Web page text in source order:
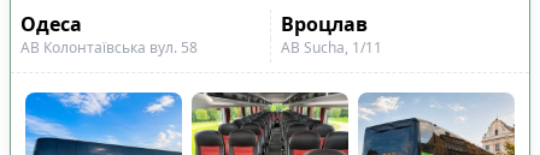
рейси
Скинути
Одеса
Вроцлав
АВ Колонтаївська вул. 58 АВ Sucha, 1/11